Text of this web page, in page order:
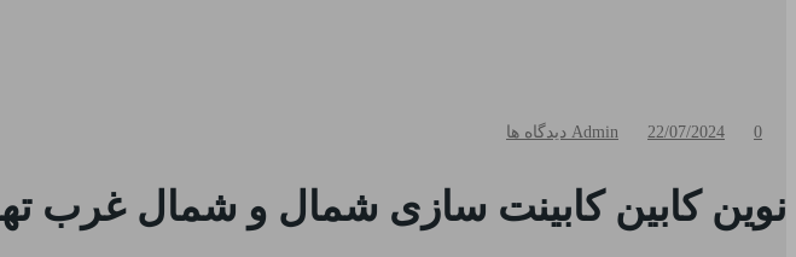
Admin 22/07/2024 0 دیدگاه ها
نوین کابین کابینت سازی شمال و شمال غرب